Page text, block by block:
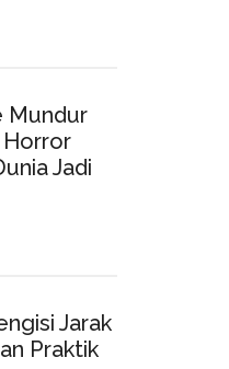
Mundur
Horror
Jadi
Jarak
Praktik